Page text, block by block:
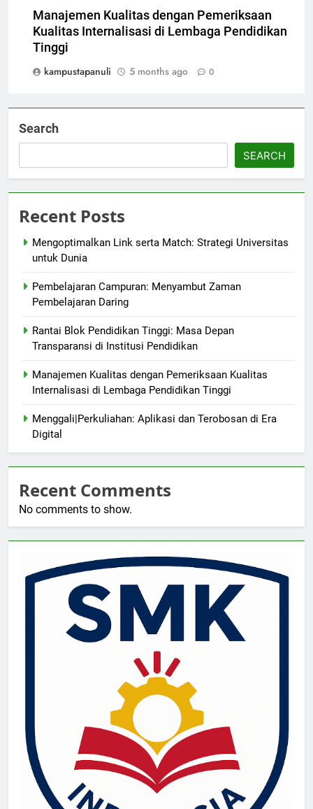
Manajemen Kualitas dengan Pemeriksaan
Kualitas Internalisasi di Lembaga Pendidikan
Tinggi
kampustapanuli
5 months ago 0
Search
SEARCH
Recent Posts
Mengoptimalkan Link serta Match: Strategi Universitas
untuk Dunia
Pembelajaran Campuran: Menyambut Zaman
Pembelajaran Daring
Rantai Blok Pendidikan Tinggi: Masa Depan
Transparansi di Institusi Pendidikan
Manajemen Kualitas dengan Pemeriksaan Kualitas
Internalisasi di Lembaga Pendidikan Tinggi
Menggali|Perkuliahan: Aplikasi dan Terobosan di Era
Digital
Recent Comments
No comments to show.